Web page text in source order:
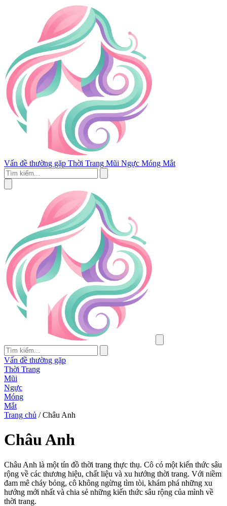
Vấn đề thường gặp Thời Trang Mũi Ngực Móng Mắt
Vấn đề thường gặp
Thời Trang
Mũi
Ngực
Móng
Mắt
Trang chủ / Châu Anh
Châu Anh
Châu Anh là một tín đồ thời trang thực thụ. Cô có một kiến thức sâu
rộng về các thương hiệu, chất liệu và xu hướng thời trang. Với niềm
đam mê cháy bỏng, cô không ngừng tìm tòi, khám phá những xu
hướng mới nhất và chia sẻ những kiến thức sâu rộng của mình về
thời trang.